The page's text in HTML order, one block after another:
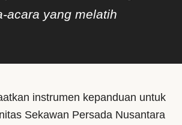
acara yang melatih
instrumen kepanduan untuk
Sekawan Persada Nusantara